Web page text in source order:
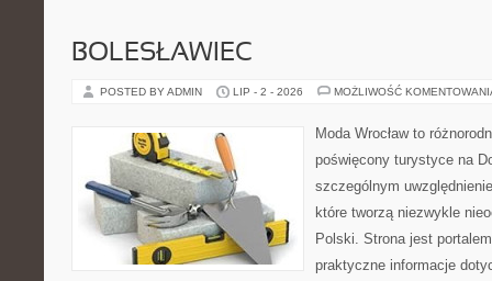
BOLESŁAWIEC
POSTED BY ADMIN LIP - 2 - 2026 MOŻLIWOŚĆ
Moda Wrocław to
poświęcony turystyce na
szczególnym
które tworzą niezwykle
Polski. Strona jest
praktyczne informacje